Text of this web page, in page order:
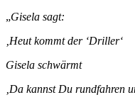
„Gisela sagt:
‚Heut kommt der ‘Driller‘
Gisela schwärmt
‚Da kannst Du rundfahren